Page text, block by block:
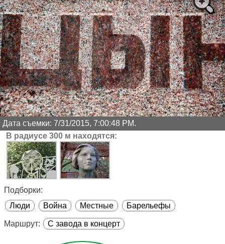
Дата съемки: 7/31/2015, 7:00:48 PM.
В радиусе 300 м находятся:
Подборки:
Люди
Война Местные Барельефы
Маршрут: С завода в концерт